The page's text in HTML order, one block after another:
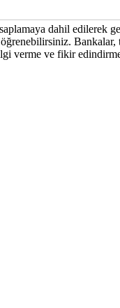
dahil edilerek
verme ve fikir